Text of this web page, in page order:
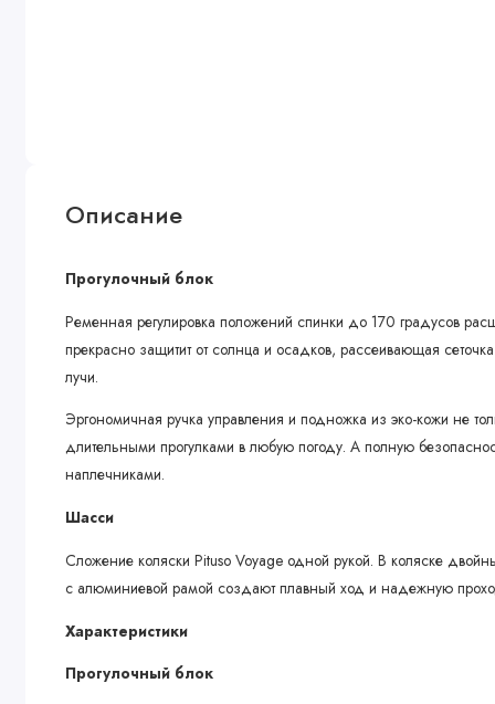
Описание
Прогулочный блок
Ременная регулировка положений спинки до 170 градусов
прекрасно защитит от солнца и осадков, рассеивающая
лучи.
Эргономичная ручка управления и подножка из эко-кожи не
длительными прогулками в любую погоду. А полную
наплечниками.
Шасси
Сложение коляски Pituso Voyage одной рукой. В коляске
с алюминиевой рамой создают плавный ход и надежную
Характеристики
Прогулочный блок